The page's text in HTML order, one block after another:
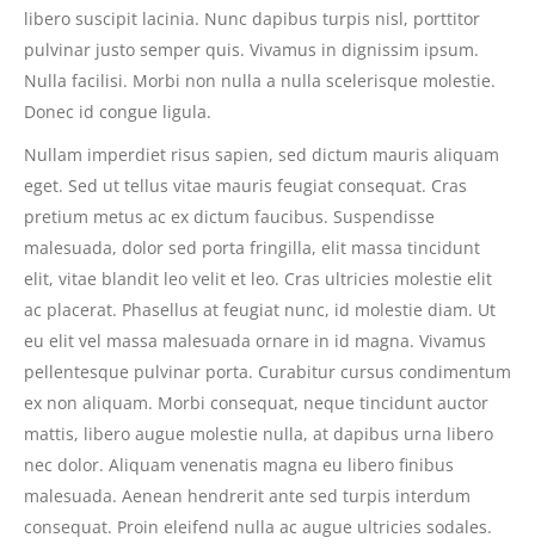
libero suscipit lacinia. Nunc dapibus turpis nisl, porttitor
pulvinar justo semper quis. Vivamus in dignissim ipsum.
Nulla facilisi. Morbi non nulla a nulla scelerisque molestie.
Donec id congue ligula.
Nullam imperdiet risus sapien, sed dictum mauris aliquam
eget. Sed ut tellus vitae mauris feugiat consequat. Cras
pretium metus ac ex dictum faucibus. Suspendisse
malesuada, dolor sed porta fringilla, elit massa tincidunt
elit, vitae blandit leo velit et leo. Cras ultricies molestie elit
ac placerat. Phasellus at feugiat nunc, id molestie diam. Ut
eu elit vel massa malesuada ornare in id magna. Vivamus
pellentesque pulvinar porta. Curabitur cursus condimentum
ex non aliquam. Morbi consequat, neque tincidunt auctor
mattis, libero augue molestie nulla, at dapibus urna libero
nec dolor. Aliquam venenatis magna eu libero finibus
malesuada. Aenean hendrerit ante sed turpis interdum
consequat. Proin eleifend nulla ac augue ultricies sodales.